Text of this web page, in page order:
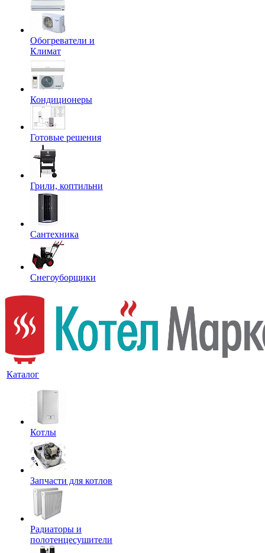
Обогреватели и
Климат
Кондиционеры
Готовые решения
Грили, коптильни
Сантехника
Снегоуборщики
Каталог
Котлы
Запчасти для котлов
Радиаторы и
полотенцесушители